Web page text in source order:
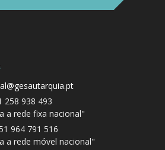
258 938 493
a rede fixa nacional"
964 791 516
a rede móvel nacional"